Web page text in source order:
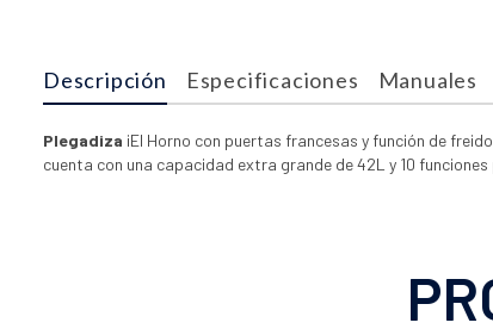
Descripción Especificaciones Manuales
Plegadiza ¡El Horno con puertas francesas y función de
cuenta con una capacidad extra grande de 42L y 10